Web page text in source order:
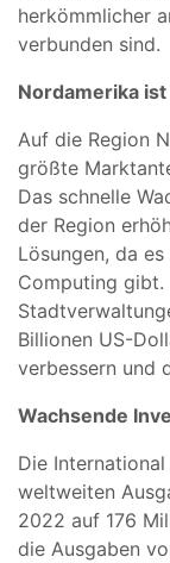
herkömmlicher
verbunden sind.
Nordamerika
Auf die Region
größte
Das schnelle
der Region
Lösungen, da
Computing gibt.
Billionen US-
verbessern und
Wachsende
Die
weltweiten
2022 auf 176
die Ausgaben